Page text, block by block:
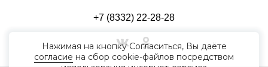
+7 (8332) 22-28-28
Нажимая на кнопку Согласиться, Вы даёте
согласие на сбор cookie-файлов посредством